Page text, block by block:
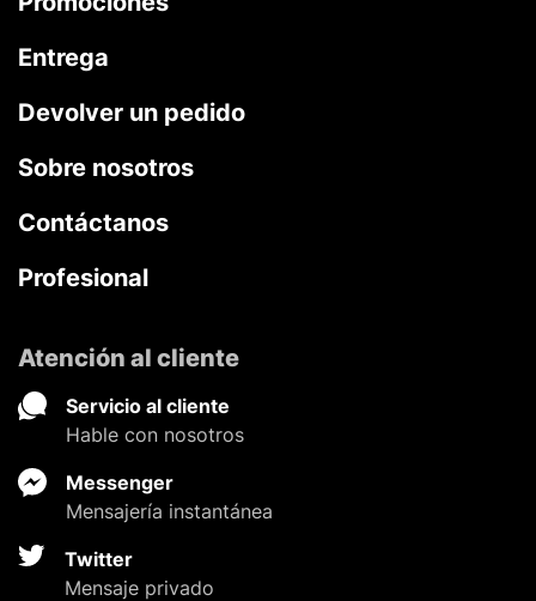
Entrega
Devolver un pedido
Sobre nosotros
Contáctanos
Profesional
Atención al cliente
Servicio al cliente
Hable con nosotros
Messenger
Mensajería instantánea
Twitter
Mensaje privado